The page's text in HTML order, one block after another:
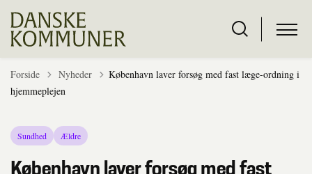
Forside Tilbage til
Nyheder
København laver forsøg med fast læge-ordning i
hjemmeplejen
Sundhed Ældre
København laver forsøg med fast